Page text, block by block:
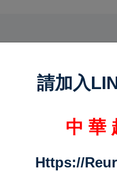
請加入
中 華
Https://